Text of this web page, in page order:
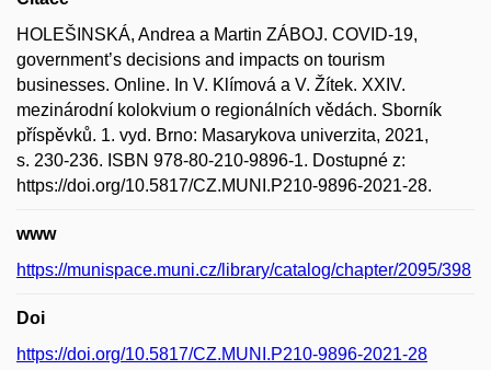
HOLEŠINSKÁ, Andrea a Martin ZÁBOJ. COVID-19,
government’s decisions and impacts on tourism
businesses. Online. In V. Klímová a V. Žítek. XXIV.
mezinárodní kolokvium o regionálních vědách. Sborník
příspěvků. 1. vyd. Brno: Masarykova univerzita, 2021,
s. 230-236. ISBN 978-80-210-9896-1. Dostupné z:
https://doi.org/10.5817/CZ.MUNI.P210-9896-2021-28.
www
https://munispace.muni.cz/library/catalog/chapter/2095/398
Doi
https://doi.org/10.5817/CZ.MUNI.P210-9896-2021-28